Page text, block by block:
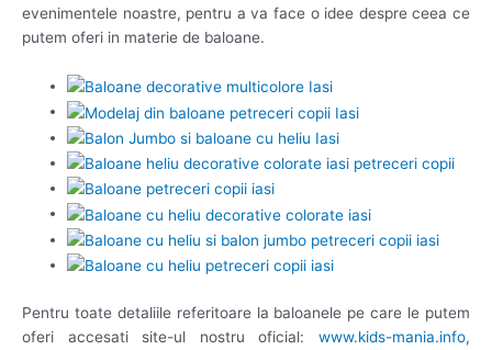
evenimentele noastre, pentru a va face o idee despre ceea ce
putem oferi in materie de baloane.
Pentru toate detaliile referitoare la baloanele pe care le putem
oferi accesati site-ul nostru oficial: www.kids-mania.info,